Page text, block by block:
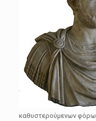
καθυστερούμενων